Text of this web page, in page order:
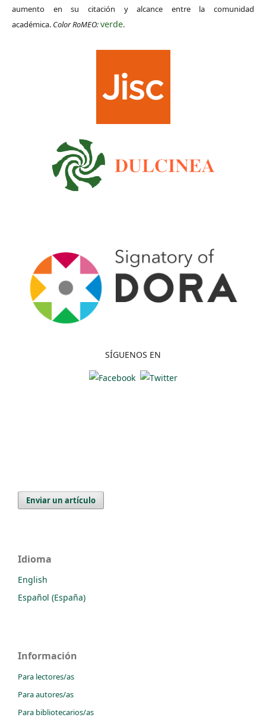
aumento en su citación y alcance entre la comunidad
académica. Color RoMEO:verde.
SÍGUENOS EN
Enviar un artículo
Idioma
English
Español (España)
Información
Para lectores/as
Para autores/as
Para bibliotecarios/as